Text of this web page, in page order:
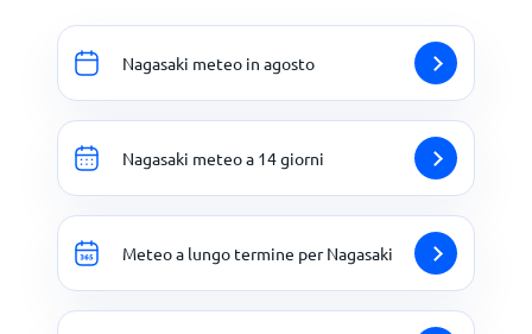
Nagasaki meteo in agosto
Nagasaki meteo a 14 giorni
Meteo a lungo termine per Nagasaki